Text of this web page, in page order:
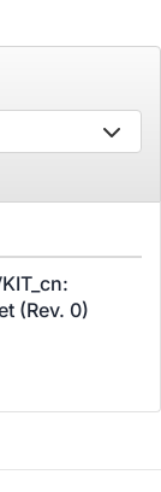
(Rev. 0)